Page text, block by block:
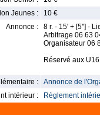
Jeunes :
10 €
Annonce :
8 r. - 15' + [5''] -
Arbitrage 06 63
Organisateur 06
Réservé aux
:
Annonce de
intérieur :
Règlement